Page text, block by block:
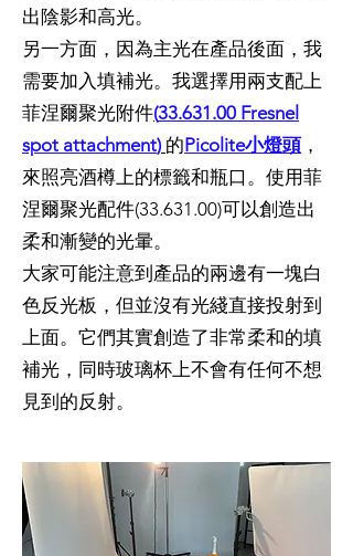
出陰影和高光。
另一方面，因為主光在產品後面，我
需要加入填補光。我選擇用兩支配上
菲涅爾聚光附件(33.631.00 Fresnel
spot attachment) 的Picolite小燈頭，
來照亮酒樽上的標籤和瓶口。使用菲
涅爾聚光配件(33.631.00)可以創造出
柔和漸變的光暈。
大家可能注意到產品的兩邊有一塊白
色反光板，但並沒有光綫直接投射到
上面。它們其實創造了非常柔和的填
補光，同時玻璃杯上不會有任何不想
見到的反射。